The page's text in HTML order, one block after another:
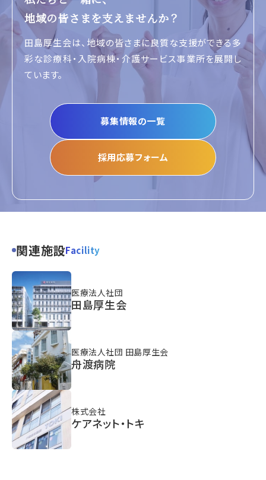
地域の皆さまを支えませんか？
田島厚生会は、地域の皆さまに良質な支援ができる多
彩な診療科・入院病棟・介護サービス事業所を展開し
ています。
募集情報の一覧
採用応募フォーム
関連施設Facility
医療法人社団
田島厚生会
医療法人社団 田島厚生会
舟渡病院
株式会社
ケアネット・トキ